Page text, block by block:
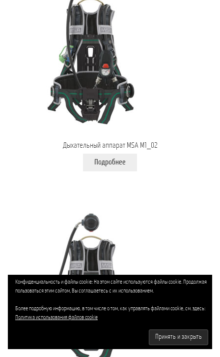
Дыхательный аппарат MSA M1_02
Подробнее
Конфиденциальность и файлы cookie: На этом сайте используются файлы cookie. Продолжая
пользоваться этим сайтом, Вы соглашаетесь с их использованием.
Более подробную информацию, в том числе о том, как управлять файлами cookie, см. здесь:
Политика использования файлов cookie